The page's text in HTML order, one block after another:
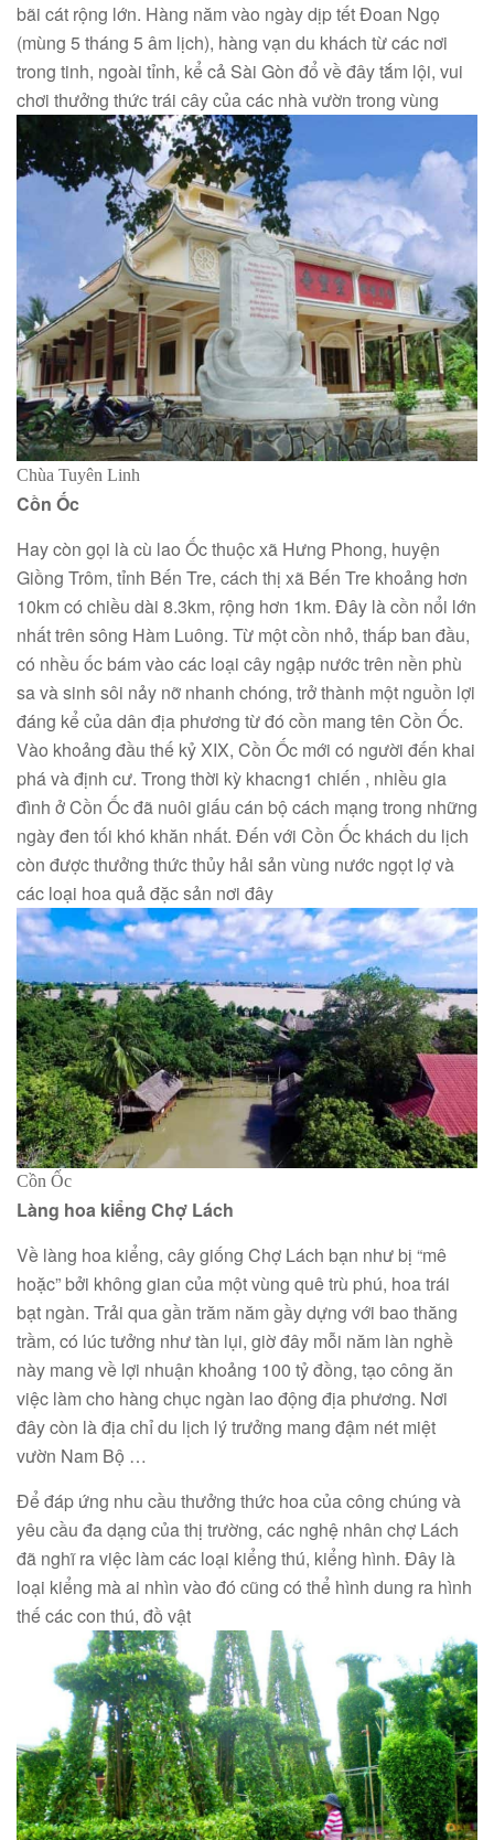
bãi cát rộng lớn. Hàng năm vào ngày dịp tết Đoan Ngọ
(mùng 5 tháng 5 âm lịch), hàng vạn du khách từ các nơi
trong tinh, ngoài tỉnh, kể cả Sài Gòn đổ về đây tắm lội, vui
chơi thưởng thức trái cây của các nhà vườn trong vùng
Chùa Tuyên Linh
Cồn Ốc
Hay còn gọi là cù lao Ốc thuộc xã Hưng Phong, huyện
Giồng Trôm, tỉnh Bến Tre, cách thị xã Bến Tre khoảng hơn
10km có chiều dài 8.3km, rộng hơn 1km. Đây là cồn nổi lớn
nhất trên sông Hàm Luông. Từ một cồn nhỏ, thấp ban đầu,
có nhều ốc bám vào các loại cây ngập nước trên nền phù
sa và sinh sôi nảy nỡ nhanh chóng, trở thành một nguồn lợi
đáng kể của dân địa phương từ đó cồn mang tên Cồn Ốc.
Vào khoảng đầu thế kỷ XIX, Cồn Ốc mới có người đến khai
phá và định cư. Trong thời kỳ khacng1 chiến , nhiều gia
đình ở Cồn Ốc đã nuôi giấu cán bộ cách mạng trong những
ngày đen tối khó khăn nhất. Đến với Cồn Ốc khách du lịch
còn được thưởng thức thủy hải sản vùng nước ngọt lợ và
các loại hoa quả đặc sản nơi đây
Cồn Ốc
Làng hoa kiểng Chợ Lách
Về làng hoa kiểng, cây giống Chợ Lách bạn như bị “mê
hoặc” bởi không gian của một vùng quê trù phú, hoa trái
bạt ngàn. Trải qua gần trăm năm gầy dựng với bao thăng
trầm, có lúc tưởng như tàn lụi, giờ đây mỗi năm làn nghề
này mang về lợi nhuận khoảng 100 tỷ đồng, tạo công ăn
việc làm cho hàng chục ngàn lao động địa phương. Nơi
đây còn là địa chỉ du lịch lý trưởng mang đậm nét miệt
vườn Nam Bộ …
Để đáp ứng nhu cầu thưởng thức hoa của công chúng và
yêu cầu đa dạng của thị trường, các nghệ nhân chợ Lách
đã nghĩ ra việc làm các loại kiểng thú, kiểng hình. Đây là
loại kiểng mà ai nhìn vào đó cũng có thể hình dung ra hình
thế các con thú, đồ vật